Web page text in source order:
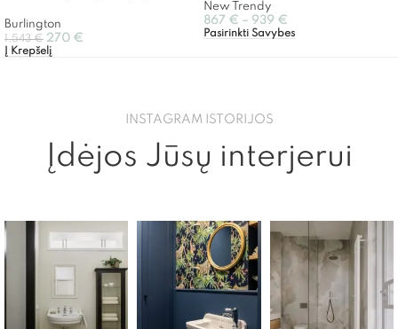
Burlington
1,543€ 270 €
Į Krepšelį
New Trendy
867 € – 939 €
Pasirinkti Savybes
INSTAGRAM ISTORIJOS
Įdėjos Jūsų interjerui